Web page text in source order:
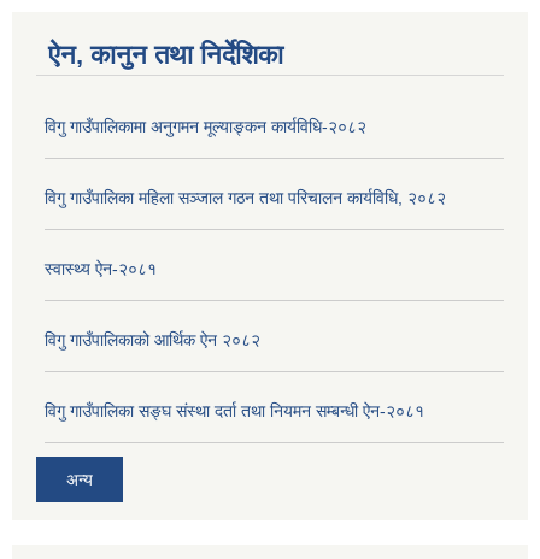
ऐन, कानुन तथा निर्देशिका
विगु गाउँपालिकामा अनुगमन मूल्याङ्कन कार्यविधि-२०८२
विगु गाउँपालिका महिला सञ्जाल गठन तथा परिचालन कार्यविधि, २०८२
स्वास्थ्य ऐन-२०८१
विगु गाउँपालिकाको आर्थिक ऐन २०८२
विगु गाउँपालिका सङ्घ संस्था दर्ता तथा नियमन सम्बन्धी ऐन-२०८१
अन्य